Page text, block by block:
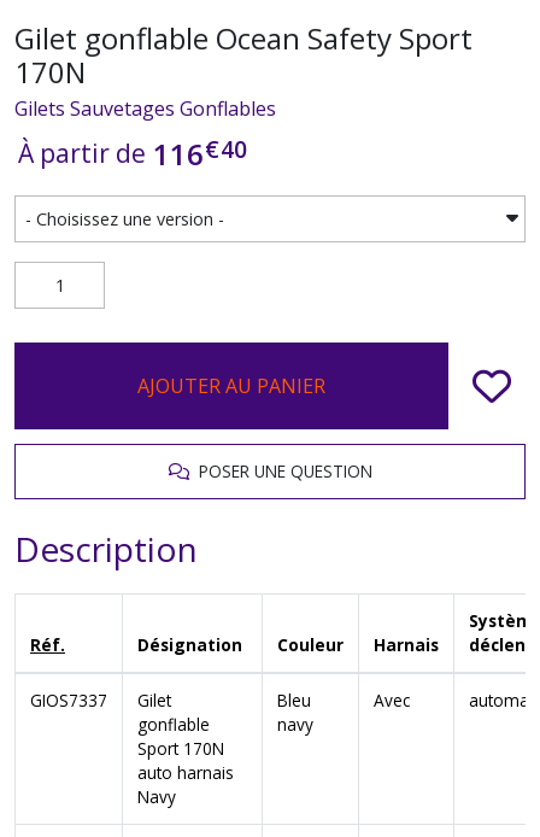
Gilet gonflable Ocean Safety Sport
170N
Gilets Sauvetages Gonflables
À partir de 116€40
AJOUTER AU PANIER
POSER UNE QUESTION
Description
Réf. Désignation Couleur Harnais
GIOS7337
Gilet
gonflable
Sport 170N
auto harnais
Navy
Bleu
navy
Avec